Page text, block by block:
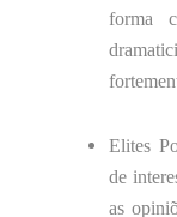
forma
Elites
de
as